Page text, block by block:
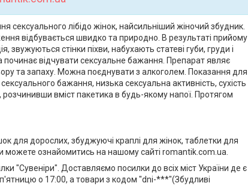
лібідо жінок, найсильніший жіночий збудник.
відбувається швидко та природно. В результаті прийому
звужуються стінки піхви, набухають статеві губи, груди і
відчувати сексуальне бажання. Препарат являє
та запаху. Можна поєднувати з алкоголем. Показання для
бажання, низька сексуальна активність, сухість
вміст пакетика в будь-якому напої. Протягом
для дорослих, збуджуючі краплі для жінок, таблетки для
можете ознайомитись на нашому сайті romantik.com.ua.
"Сувеніри". Доставляємо посилки до всіх міст України де є
о 17:00, а товари з кодом "dni-***"(Збудливі